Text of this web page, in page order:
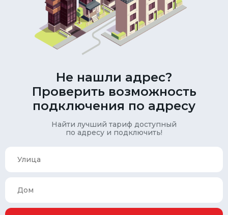
Не нашли адрес?
Проверить возможность
подключения по адресу
Найти лучший тариф доступный
по адресу и подключить!